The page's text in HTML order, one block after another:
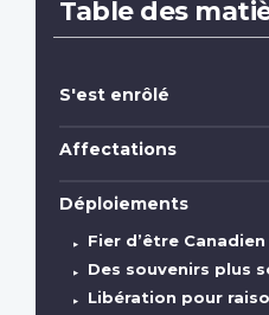
Table des
S'est enrôlé
Affectations
Déploiements
Fier d’être Canadien
Des souvenirs plus
Libération pour